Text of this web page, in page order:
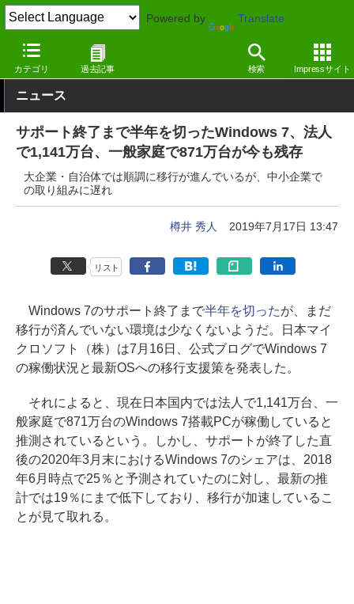
Powered by Translate
カテゴリ 過去記事 検索 Impressサイト
窓の杜 システム・ファイル Windows
ニュース
サポート終了まで半年を切ったWindows 7、法人
で1,141万台、一般家庭で871万台が今も残存
大企業・自治体では順調に移行が進んでいるが、中小企業で
の取り組みに遅れ
樽井 秀人 2019年7月17日 13:47
リスト
Windows 7のサポート終了まで半年を切ったが、まだ
移行が済んでいない環境は少なくないようだ。日本マイ
クロソフト（株）は7月16日、公式ブログでWindows 7
の稼働状況と最新OSへの移行支援策を発表した。
それによると、現在日本国内では法人で1,141万台、一
般家庭で871万台のWindows 7搭載PCが稼働していると
推測されているという。しかし、サポートが終了した直
後の2020年3月末におけるWindows 7のシェアは、2018
年6月時点で25％と予測されていたのに対し、最新の推
計では19％にまで低下しており、移行が加速しているこ
とが見て取れる。